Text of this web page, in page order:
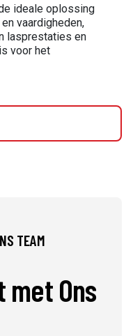
ideale oplossing
vaardigheden,
lasprestaties en
voor het
TEAM
met Ons